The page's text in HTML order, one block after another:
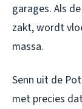
garages. Als
zakt, wordt
massa.
Senn uit de
met precies